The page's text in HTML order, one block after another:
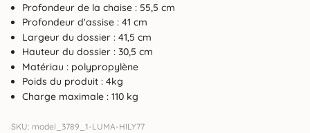
Profondeur de la chaise : 55,5 cm
Profondeur d'assise : 41 cm
Largeur du dossier : 41,5 cm
Hauteur du dossier : 30,5 cm
Matériau : polypropylène
Poids du produit : 4kg
Charge maximale : 110 kg
SKU: model_3789_1-LUMA-HILY77